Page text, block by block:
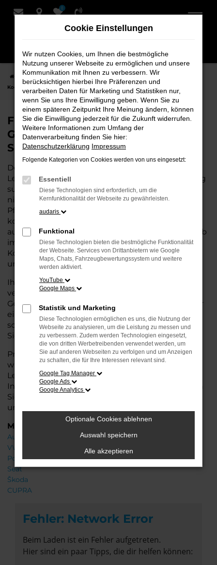
Zum
0
Startseite Leer Škoda Škoda Kodiaq
Finden Sie Ihren Škoda
Kodiaq Gebrauchtwagen für Leer bei Schmidt + Koch
Finden Sie Ihren Škoda Kodiaq
Gebrauchtwagen für Leer bei
Schmidt + Koch
Der Škoda Kodiaq ist die perfekte Wahl für alle in
Leer, die ein zuverlässiges und modernes Fahrzeug
suchen. Mit seiner erstklassigen Ausstattung, der
niedrigen Laufleistung und der ausgezeichneten
Pflege ist dieser Gebrauchtwagen eine
kostengünstige Alternative zum Neuwagen, ohne
auf Komfort und Qualität verzichten zu müssen. Ob
im Stadtverkehr oder für längere Fahrten, der
Kodiaq überzeugt durch Fahrkomfort, Sicherheit
und Wirtschaftlichkeit.
Ihr Škoda Autohaus in Leer ist Ihr
vertrauenswürdiger Partner, wenn es um
Gebrauchtwagen geht. Wir bieten Ihnen nicht nur
eine große Auswahl an geprüften Fahrzeugen,
sondern auch eine fachkundige Beratung, damit
Sie das für Sie passende Modell finden.
Profitieren Sie von unseren zusätzlichenServices
wie attraktiven Finanzierungsmöglichkeiten,
Leasingangeboten und der bequemen
Inzahlungnahme Ihres alten Fahrzeugs. Besuchen
Sie uns und überzeugen Sie sich von der Qualität
und dem Service, den wir Ihnen bieten!
Marken
Audi
VW
Porsche
Seat
Škoda
CUPRA
Fehler: Network Error
Beim Laden ist ein Fehler aufgetreten.
Hier sind ein paar Tipps, die dir helfen können:
Cookie Einstellungen
Wir nutzen Cookies, um Ihnen die bestmögliche
Nutzung unserer Webseite zu ermöglichen und unsere
Kommunikation mit Ihnen zu verbessern. Wir
berücksichtigen hierbei Ihre Präferenzen und
verarbeiten Daten für Marketing und Statistiken nur,
wenn Sie uns Ihre Einwilligung geben. Wenn Sie zu
einem späteren Zeitpunkt Ihre Meinung ändern, können
Sie die Einwilligung jederzeit für die Zukunft widerrufen.
Weitere Informationen zum Umfang der
Datenverarbeitung finden Sie hier:
Datenschutzerklärung Impressum
Folgende Kategorien von Cookies werden von uns eingesetzt:
Essentiell
Diese Technologien sind erforderlich, um die
Kernfunktionalität der Webseite zu gewährleisten.
audaris
Funktional
Diese Technologien bieten die bestmögliche Funktionalität
der Webseite. Services von Drittanbietern wie Google
Maps, Chats, Fahrzeugbewertungssystem und weitere
werden aktiviert.
YouTube
Google Maps
Statistik und Marketing
Diese Technologien ermöglichen es uns, die Nutzung der
Webseite zu analysieren, um die Leistung zu messen und
zu verbessern. Zudem werden Technologien eingesetzt,
die von dritten Werbetreibenden verwendet werden, um
Sie auf anderen Webseiten zu verfolgen und um Anzeigen
zu schalten, die für Ihre Interessen relevant sind.
Google Tag Manager
Google Ads
Google Analytics
Optionale Cookies ablehnen
Auswahl speichern
Alle akzeptieren